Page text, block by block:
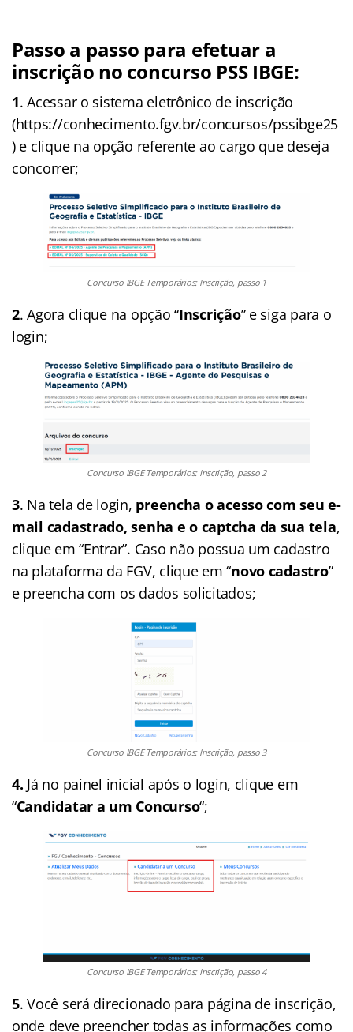
Passo a passo para efetuar a
inscrição no concurso PSS IBGE:
1. Acessar o sistema eletrônico de inscrição
(https://conhecimento.fgv.br/concursos/pssibge25
) e clique na opção referente ao cargo que deseja
concorrer;
Concurso IBGE Temporários: Inscrição, passo 1
2. Agora clique na opção “Inscrição” e siga para o
login;
Concurso IBGE Temporários: Inscrição, passo 2
3. Na tela de login, preencha o acesso com seu e-
mail cadastrado, senha e o captcha da sua tela,
clique em “Entrar”. Caso não possua um cadastro
na plataforma da FGV, clique em “novo cadastro”
e preencha com os dados solicitados;
Concurso IBGE Temporários: Inscrição, passo 3
4. Já no painel inicial após o login, clique em
“Candidatar a um Concurso“;
Concurso IBGE Temporários: Inscrição, passo 4
5. Você será direcionado para página de inscrição,
onde deve preencher todas as informações como